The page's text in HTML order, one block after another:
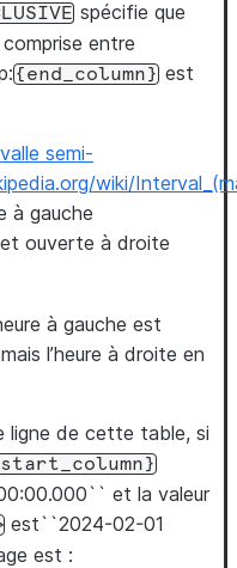
spécifie que
entre
{end_column} est
semi-
wiki/
à gauche
ouverte à droite
à gauche est
l’heure à droite en
ligne de cette table, si
et la valeur
est``2024-02-01
est :